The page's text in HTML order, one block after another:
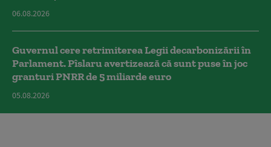
06.08.2026
Guvernul cere retrimiterea Legii decarbonizării în
Parlament. Pîslaru avertizează că sunt puse în joc
granturi PNRR de 5 miliarde euro
05.08.2026